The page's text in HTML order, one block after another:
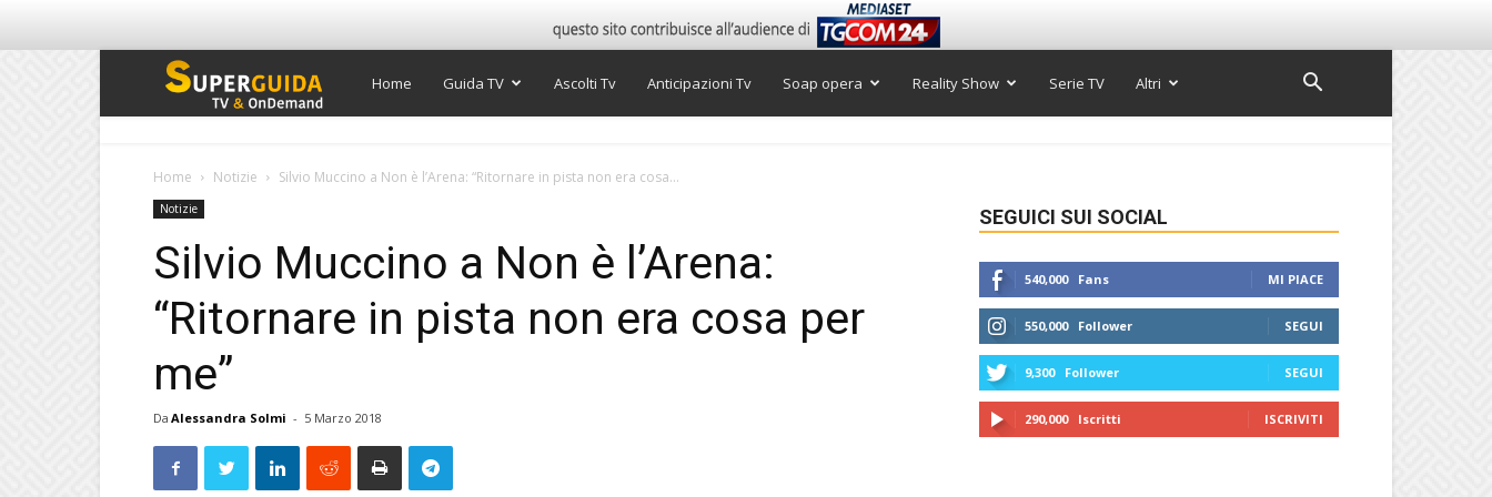
Super
Home Guida TV Ascolti Tv Anticipazioni Tv Soap opera Reality Show Serie TV Altri
Home Notizie Silvio Muccino a Non è l’Arena: “Ritornare in pista non era cosa...
Notizie
Silvio Muccino a Non è l’Arena:
“Ritornare in pista non era cosa per
me”
Da Alessandra Solmi - 5 Marzo 2018
SEGUICI SUI SOCIAL
540,000 Fans MI PIACE
550,000 Follower SEGUI
9,300 Follower SEGUI
290,000 Iscritti ISCRIVITI